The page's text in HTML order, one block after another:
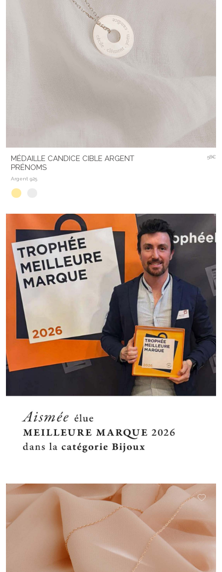
MÉDAILLE CANDICE CIBLE ARGENT
PRÉNOMS
Argent 925
58€